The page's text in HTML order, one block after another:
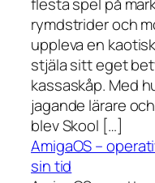
rymdstrider och
uppleva en
stjäla sitt eget
kassaskåp. Med
jagande lärare
blev Skool […]
AmigaOS –
sin tid